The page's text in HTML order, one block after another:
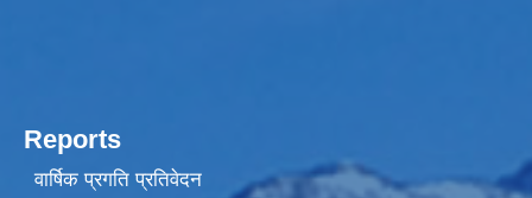
Reports
वार्षिक प्रगति प्रतिवेदन